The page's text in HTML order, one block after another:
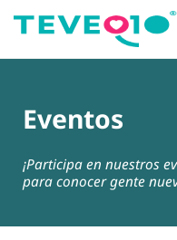
Eventos
¡Participa en nuestros
para conocer gente